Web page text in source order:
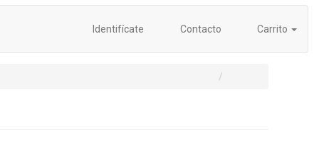
Identifícate Contacto Carrito